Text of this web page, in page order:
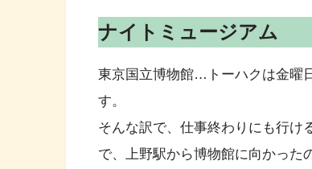
ナイトミュージアム
東京国立博物館…トーハクは金曜
す。
そんな訳で、仕事終わりにも行け
で、上野駅から博物館に向かっ